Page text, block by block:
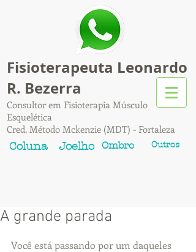
Fisioterapeuta Leonardo
R. Bezerra
Consultor em Fisioterapia Músculo
Esquelética
Cred. Método Mckenzie (MDT) - Fortaleza
Coluna Joelho Ombro Outros
A grande parada
Você está passando por um daqueles